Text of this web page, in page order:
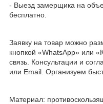
- Выезд замерщика на
бесплатно.
Заявку на товар можно
кнопкой «WhatsApp» или
связь. Консультации и
или Email. Организуем
Материал: